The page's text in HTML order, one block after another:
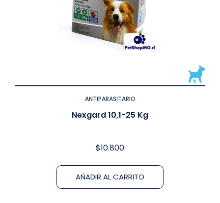
ANTIPARASITARIO
Nexgard 10,1-25 Kg
$10.800
AÑADIR AL CARRITO